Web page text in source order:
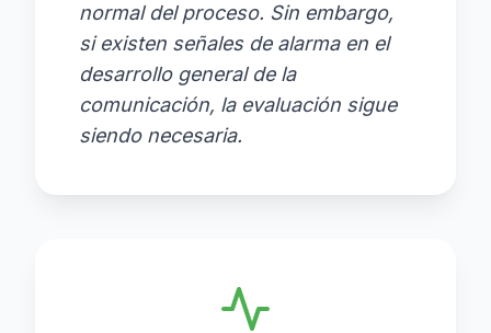
normal del proceso. Sin embargo,
si existen señales de alarma en el
desarrollo general de la
comunicación, la evaluación sigue
siendo necesaria.